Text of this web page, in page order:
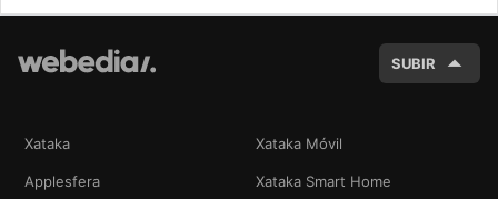
SUBIR
Xataka Xataka Móvil
Applesfera Xataka Smart Home